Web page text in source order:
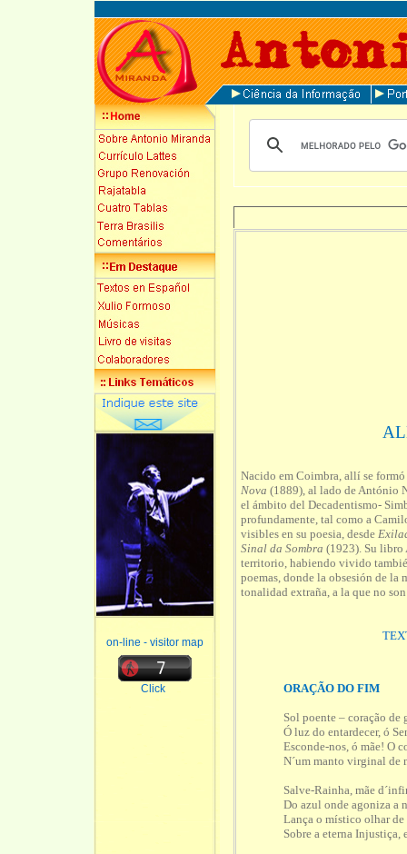
on-line - visitor map
Click
Nacido em Coimbra, allí se
Nova (1889), al lado de António
el ámbito del Decadentismo-
profundamente, tal como a
visibles en su poesia, desde
Sinal da Sombra (1923). Su libro
territorio, habiendo vivido
poemas, donde la obsesión de la
tonalidad extraña, a la que no
ORAÇÃO DO FIM
Sol poente – coração de
Ó luz do entardecer, ó
Esconde-nos, ó mãe! O
N´um manto virginal de
Salve-Rainha, mãe
Do azul onde agoniza a
Lança o místico olhar de
Sobre a eterna Injustiça,